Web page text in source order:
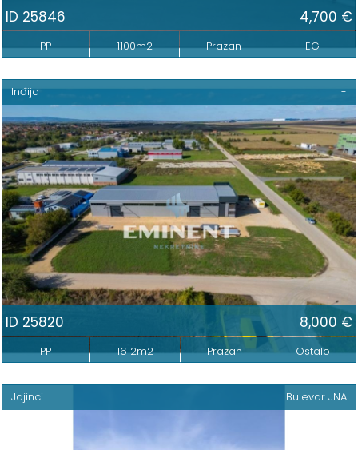
ID 25846 4,700 €
PP 1100m2 Prazan EG
Inđija -
ID 25820 8,000 €
PP 1612m2 Prazan Ostalo
Jajinci Bulevar JNA